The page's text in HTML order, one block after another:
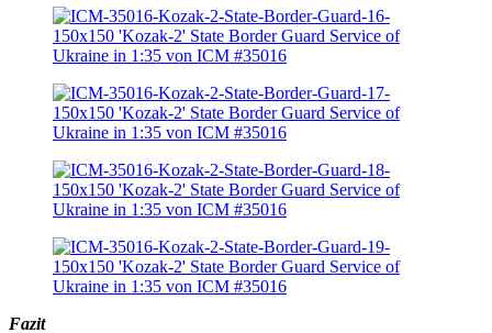
Fazit